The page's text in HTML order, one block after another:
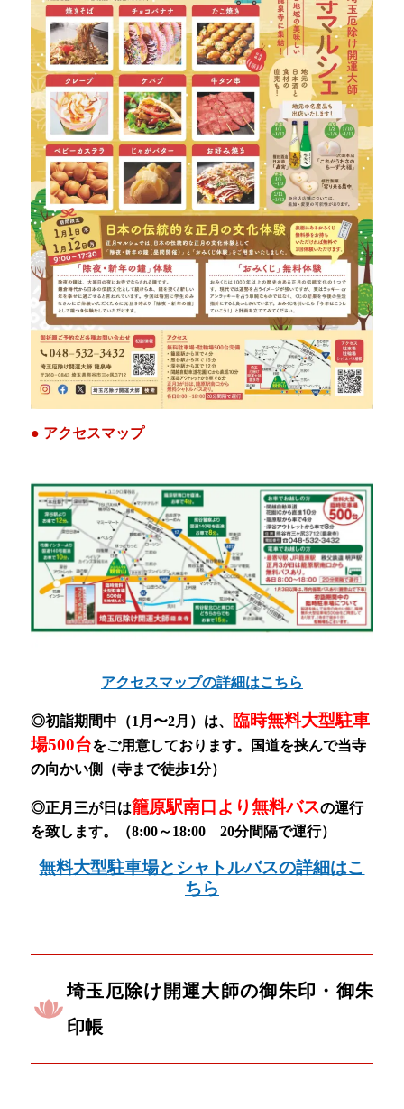
● アクセスマップ
アクセスマップの詳細はこちら
◎初詣期間中（1月〜2月） は、
臨時無料大型駐車
場500台をご用意しております。
国道を挟んで当寺
の向かい側（寺まで徒歩1分）
◎正月三が日は籠原駅南口より無料バスの運行
を致します。（8:00～18:00 20分間隔で運行）
無料大型駐車場とシャトルバスの詳細はこ
ちら
埼玉厄除け開運大師の御朱印・御朱
印帳